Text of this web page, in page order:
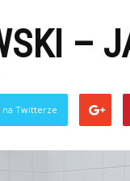
–
na Twitterze